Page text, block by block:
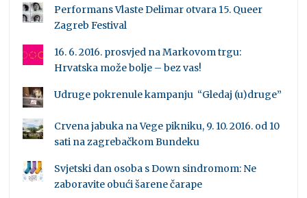
Performans Vlaste Delimar otvara 15. Queer
Zagreb Festival
16. 6. 2016. prosvjed na Markovom trgu:
Hrvatska može bolje – bez vas!
Udruge pokrenule kampanju “Gledaj (u)druge”
Crvena jabuka na Vege pikniku, 9. 10. 2016. od 10
sati na zagrebačkom Bundeku
Svjetski dan osoba s Down sindromom: Ne
zaboravite obući šarene čarape